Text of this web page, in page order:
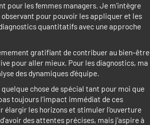
pour les femmes managers. Je m’intègre
pour pouvoir les appliquer et les
quantitatifs avec une approche
gratifiant de contribuer au bien-être
pour aller mieux. Pour les diagnostics, ma
des dynamiques d’équipe.
chose de spécial tant pour moi que
toujours l’impact immédiat de ces
les horizons et stimuler l’ouverture
des attentes précises, mais j’aspire à